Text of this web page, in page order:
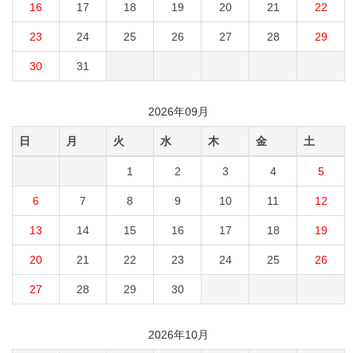
16 17 18 19 20 21 22
23 24 25 26 27 28 29
30 31
2026年09月
日 月 火 水 木 金 土
1 2 3 4 5
6 7 8 9 10 11 12
13 14 15 16 17 18 19
20 21 22 23 24 25 26
27 28 29 30
2026年10月